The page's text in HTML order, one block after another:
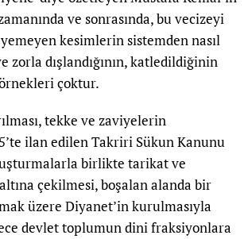
ve sonrasında, bu vecizeyi
kesimlerin sistemden nasıl
zorla dışlandığının, katledildiğinin
çoktur.
tekke ve zaviyelerin
ilan edilen Takriri Sükun Kanunu
birlikte tarikat ve
çekilmesi, boşalan alanda bir
üzere Diyanet’in kurulmasıyla
devlet toplumun dini fraksiyonlara